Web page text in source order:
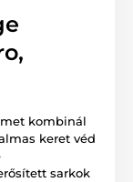
kombinál
keret véd
sarkok